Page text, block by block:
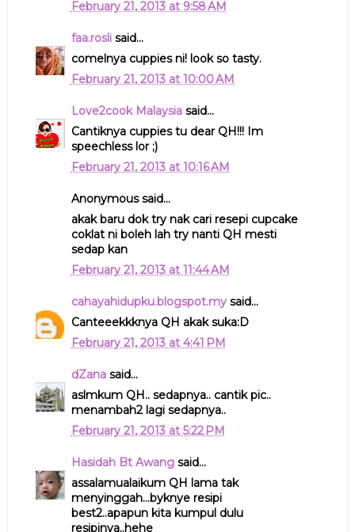
February 21, 2013 at 9:58 AM
faa.roslisaid...
comelnya cuppies ni! look so tasty.
February 21, 2013 at 10:00 AM
Love2cook Malaysiasaid...
Cantiknya cuppies tu dear QH!!! Im
speechless lor ;)
February 21, 2013 at 10:16 AM
Anonymous said...
akak baru dok try nak cari resepi cupcake
coklat ni boleh lah try nanti QH mesti
sedap kan
February 21, 2013 at 11:44 AM
cahayahidupku.blogspot.mysaid...
Canteeekkknya QH akak suka:D
February 21, 2013 at 4:41 PM
dZanasaid...
aslmkum QH.. sedapnya.. cantik pic..
menambah2 lagi sedapnya..
February 21, 2013 at 5:22 PM
Hasidah Bt Awangsaid...
assalamualaikum QH lama tak
menyinggah...byknye resipi
best2..apapun kita kumpul dulu
resipinya..hehe